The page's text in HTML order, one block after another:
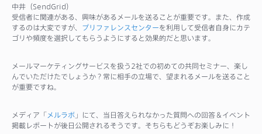
中井（SendGrid）
受信者に関連がある、興味があるメールを送ることが重要です。また、作成
するのは大変ですが、 プリファレンスセンターを利用して受信者自身にカテ
ゴリや頻度を選択してもらうようにすると効果的だと思います。
メールマーケティングサービスを扱う2社での初めての共同セミナー、楽し
んでいただけたでしょうか？常に相手の立場で、望まれるメールを送ること
が重要ですね。
メディア「メルラボ 」にて、当日答えられなかった質問への回答＆イベント
掲載レポートが後日公開されるそうです。そちらもどうぞお楽しみに！